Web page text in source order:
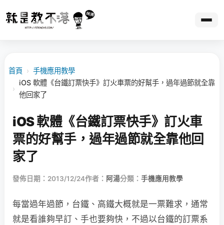
首頁 › 手機應用教學
›
iOS 軟體《台鐵訂票快手》訂火車票的好幫手，過年過節就全靠
他回家了
iOS 軟體《台鐵訂票快手》訂火車
票的好幫手，過年過節就全靠他回
家了
發佈日期：2013/12/24作者： 阿湯分類： 手機應用教學
每當過年過節，台鐵、高鐵大概就是一票難求，通常
就是看誰夠早訂、手也要夠快，不過以台鐵的訂票系